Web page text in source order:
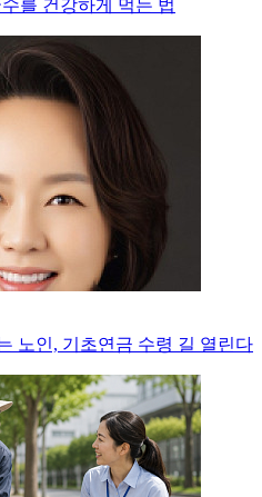
를 건강하게 먹는 법
노인, 기초연금 수령 길 열린다